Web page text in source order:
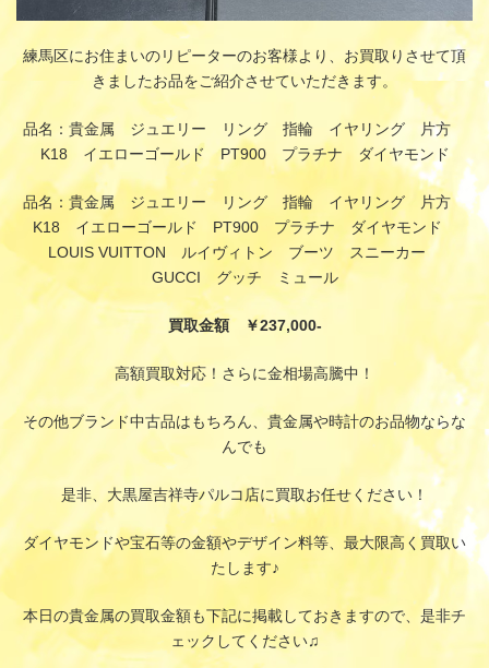
練馬区にお住まいのリピーターのお客様より、お買取りさせて頂
きましたお品をご紹介させていただきます。
品名：貴金属 ジュエリー リング 指輪 イヤリング 片方
K18 イエローゴールド PT900 プラチナ ダイヤモンド
品名：貴金属 ジュエリー リング 指輪 イヤリング 片方
K18 イエローゴールド PT900 プラチナ ダイヤモンド
LOUIS VUITTON ルイヴィトン ブーツ スニーカー
GUCCI グッチ ミュール
買取金額 ￥237,000-
高額買取対応！さらに金相場高騰中！
その他ブランド中古品はもちろん、貴金属や時計のお品物ならな
んでも
是非、大黒屋吉祥寺パルコ店に買取お任せください！
ダイヤモンドや宝石等の金額やデザイン料等、最大限高く買取い
たします♪
本日の貴金属の買取金額も下記に掲載しておきますので、是非チ
ェックしてください♫